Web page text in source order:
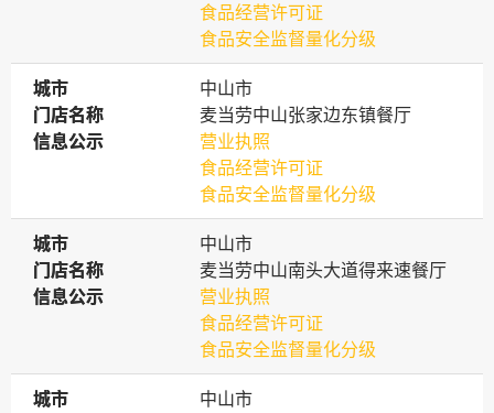
食品经营许可证
食品安全监督量化分级
城市
城市
中山市
门店名称
门店名称
麦当劳中山张家边东镇餐厅
信息公示
信息公示
营业执照
食品经营许可证
食品安全监督量化分级
城市
城市
中山市
门店名称
门店名称
麦当劳中山南头大道得来速餐厅
信息公示
信息公示
营业执照
食品经营许可证
食品安全监督量化分级
城市
城市
中山市